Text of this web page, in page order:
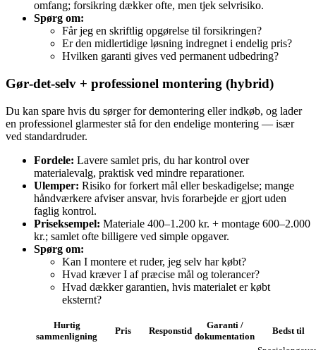
omfang; forsikring dækker ofte, men tjek selvrisiko.
Spørg om:
Får jeg en skriftlig opgørelse til forsikringen?
Er den midlertidige løsning indregnet i endelig pris?
Hvilken garanti gives ved permanent udbedring?
Gør‑det‑selv + professionel montering (hybrid)
Du kan spare hvis du sørger for demontering eller indkøb, og lader
en professionel glarmester stå for den endelige montering — især
ved standardruder.
Fordele: Lavere samlet pris, du har kontrol over
materialevalg, praktisk ved mindre reparationer.
Ulemper: Risiko for forkert mål eller beskadigelse; mange
håndværkere afviser ansvar, hvis forarbejde er gjort uden
faglig kontrol.
Priseksempel: Materiale 400–1.200 kr. + montage 600–2.000
kr.; samlet ofte billigere ved simple opgaver.
Spørg om:
Kan I montere et ruder, jeg selv har købt?
Hvad kræver I af præcise mål og tolerancer?
Hvad dækker garantien, hvis materialet er købt
eksternt?
Hurtig
sammenligning
Pris Responstid
Garanti /
dokumentation
Bedst til